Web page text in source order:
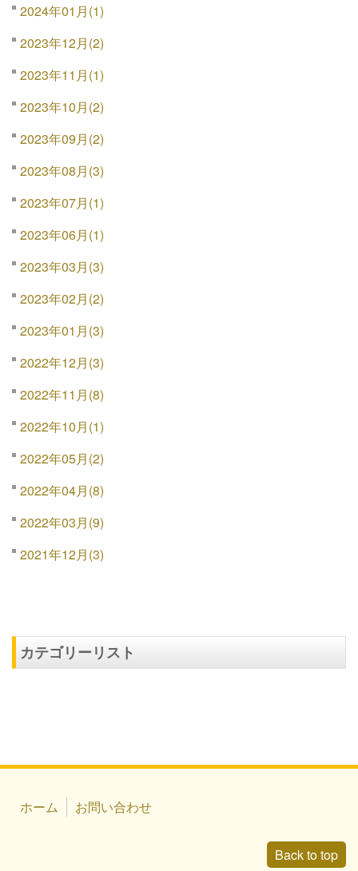
2024年01月(1)
2023年12月(2)
2023年11月(1)
2023年10月(2)
2023年09月(2)
2023年08月(3)
2023年07月(1)
2023年06月(1)
2023年03月(3)
2023年02月(2)
2023年01月(3)
2022年12月(3)
2022年11月(8)
2022年10月(1)
2022年05月(2)
2022年04月(8)
2022年03月(9)
2021年12月(3)
カテゴリーリスト
ホーム お問い合わせ
Back to top